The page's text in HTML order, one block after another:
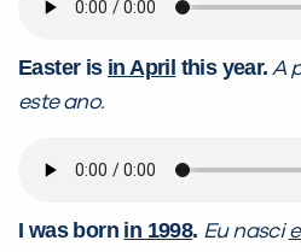
Easter is in April this year. A
este ano.
I was born in 1998. Eu nasci